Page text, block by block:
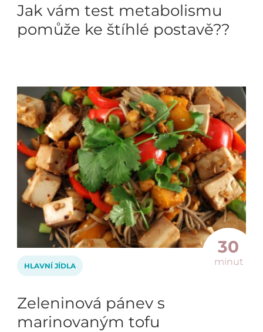
Jak vám test metabolismu
pomůže ke štíhlé postavě??
30
minut
HLAVNÍ JÍDLA
Zeleninová pánev s
marinovaným tofu